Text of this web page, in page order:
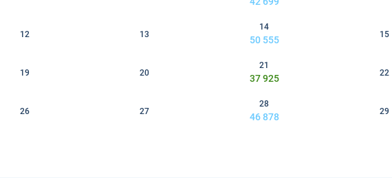
12 13
14
50 555
15
19 20
21
37 925
22
26 27
28
46 878
29